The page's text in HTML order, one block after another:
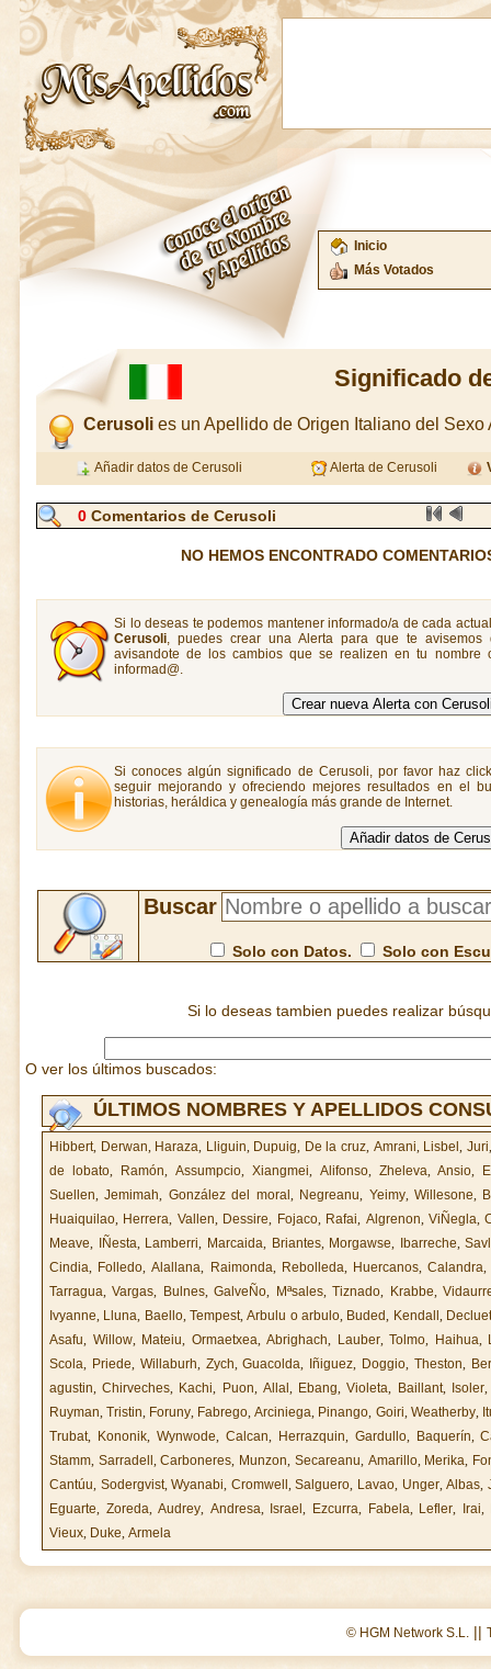
Inicio
Más Votados
Significado
Cerusoli es un Apellido de Origen Italiano del Sexo
Añadir datos de Cerusoli Alerta de Cerusoli
0 Comentarios de Cerusoli
NO HEMOS ENCONTRADO
Si lo deseas te podemos mantener informado/a de cada
Cerusoli, puedes crear una Alerta para que te avisemos
avisandote de los cambios que se realizen en tu
informad@.
Si conoces algún significado de Cerusoli, por favor haz
seguir mejorando y ofreciendo mejores resultados en el
historias, heráldica y genealogía más grande de Internet.
Buscar
Solo con Datos. Solo con
Si lo deseas tambien puedes realizar
O ver los últimos buscados:
ÚLTIMOS NOMBRES Y APELLIDOS
Hibbert, Derwan, Haraza, Lliguin, Dupuig, De la cruz, Amrani, Lisbel, Juri
de lobato, Ramón, Assumpcio, Xiangmei, Alifonso, Zheleva,Ansio,
Suellen,Jemimah, González del moral , Negreanu, Yeimy, Willesone,
Huaiquilao, Herrera, Vallen, Dessire, Fojaco, Rafai, Algrenon, ViÑegla,
Meave, IÑesta, Lamberri, Marcaida, Briantes, Morgawse, Ibarreche,
Cindia, Folledo,Alallana, Raimonda, Rebolleda, Huercanos,Calandra
Tarragua,Vargas, Bulnes,GalveÑo, Mªsales,Tiznado, Krabbe,
Ivyanne, Lluna, Baello, Tempest,Arbulu o arbulo, Buded, Kendall , Decluet
Asafu, Willow, Mateiu, Ormaetxea, Abrighach, Lauber, Tolmo, Haihua,
Scola, Priede, Willaburh, Zych,Guacolda, Iñiguez, Doggio, Theston,
agustin,Chirveches, Kachi, Puon, Allal , Ebang,Violeta, Baillant, Isoler
Ruyman,Tristin, Foruny, Fabrego,Arciniega, Pinango, Goiri, Weatherby,
Trubat, Kononik, Wynwode, Calcan, Herrazquin, Gardullo, Baquerín,
Stamm, Sarradell ,Carboneres, Munzon, Secareanu, Amarillo, Merika,
Cantúu, Sodergvist,Wyanabi, Cromwell ,Salguero, Lavao, Unger,Albas,
Eguarte, Zoreda,Audrey, Andresa, Israel, Ezcurra, Fabela, Lefler, Irai,
Vieux, Duke, Armela
© HGM Network S.L. ||